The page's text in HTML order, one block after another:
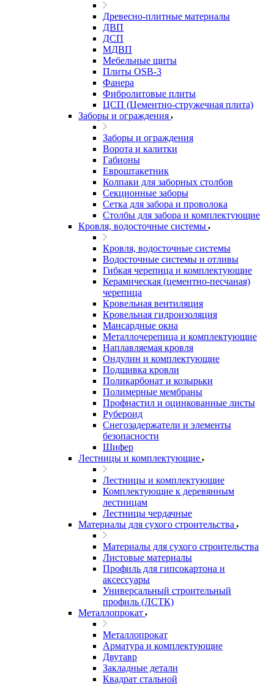
Древесно-плитные материалы
ДВП
ДСП
МДВП
Мебельные щиты
Плиты OSB-3
Фанера
Фибролитовые плиты
ЦСП (Цементно-стружечная плита)
Заборы и ограждения
Заборы и ограждения
Ворота и калитки
Габионы
Евроштакетник
Колпаки для заборных столбов
Секционные заборы
Сетка для забора и проволока
Столбы для забора и комплектующие
Кровля, водосточные системы
Кровля, водосточные системы
Водосточные системы и отливы
Гибкая черепица и комплектующие
Керамическая (цементно-песчаная)
черепица
Кровельная вентиляция
Кровельная гидроизоляция
Мансардные окна
Металлочерепица и комплектующие
Наплавляемая кровля
Ондулин и комплектующие
Подшивка кровли
Поликарбонат и козырьки
Полимерные мембраны
Профнастил и оцинкованные листы
Рубероид
Снегозадержатели и элементы
безопасности
Шифер
Лестницы и комплектующие
Лестницы и комплектующие
Комплектующие к деревянным
лестницам
Лестницы чердачные
Материалы для сухого строительства
Материалы для сухого строительства
Листовые материалы
Профиль для гипсокартона и
аксессуары
Универсальный строительный
профиль (ЛСТК)
Металлопрокат
Металлопрокат
Арматура и комплектующие
Двутавр
Закладные детали
Квадрат стальной